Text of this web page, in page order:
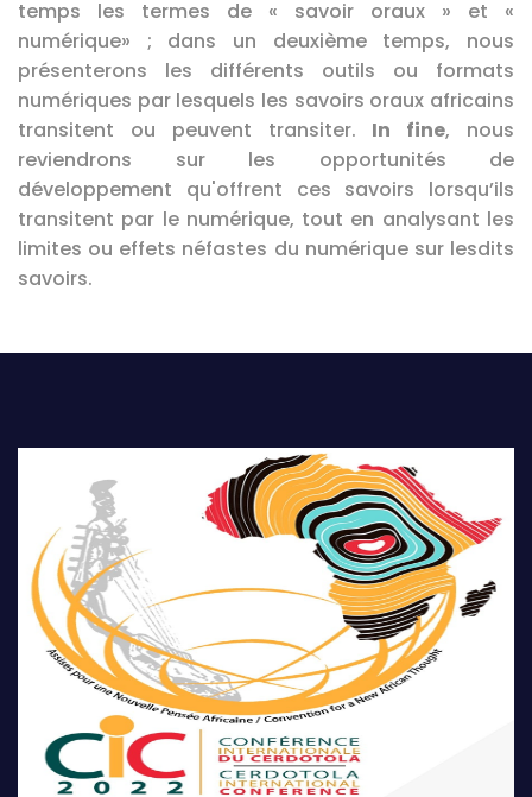
temps les termes de « savoir oraux » et «
numérique» ; dans un deuxième temps, nous
présenterons les différents outils ou formats
numériques par lesquels les savoirs oraux africains
transitent ou peuvent transiter. In fine, nous
reviendrons sur les opportunités de
développement qu'offrent ces savoirs lorsqu’ils
transitent par le numérique, tout en analysant les
limites ou effets néfastes du numérique sur lesdits
savoirs.